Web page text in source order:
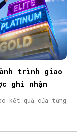
trình giao
ghi nhận
kết quả của từng